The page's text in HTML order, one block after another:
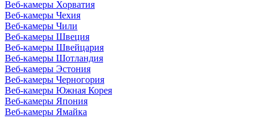
Веб-камеры Хорватия
Веб-камеры Чехия
Веб-камеры Чили
Веб-камеры Швеция
Веб-камеры Швейцария
Веб-камеры Шотландия
Веб-камеры Эстония
Веб-камеры Черногория
Веб-камеры Южная Корея
Веб-камеры Япония
Веб-камеры Ямайка